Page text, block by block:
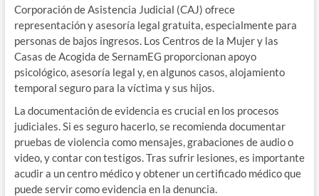
Corporación de Asistencia Judicial (CAJ) ofrece
representación y asesoría legal gratuita, especialmente para
personas de bajos ingresos. Los Centros de la Mujer y las
Casas de Acogida de SernamEG proporcionan apoyo
psicológico, asesoría legal y, en algunos casos, alojamiento
temporal seguro para la víctima y sus hijos.
La documentación de evidencia es crucial en los procesos
judiciales. Si es seguro hacerlo, se recomienda documentar
pruebas de violencia como mensajes, grabaciones de audio o
video, y contar con testigos. Tras sufrir lesiones, es importante
acudir a un centro médico y obtener un certificado médico que
puede servir como evidencia en la denuncia.